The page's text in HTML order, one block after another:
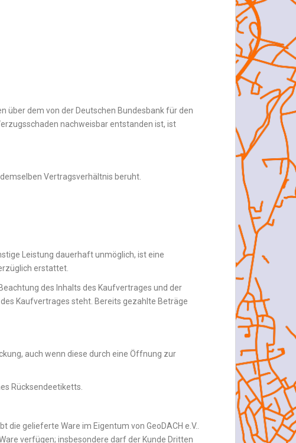
über dem von der Deutschen Bundesbank für den
nachweisbar entstanden ist, ist
Vertragsverhältnis beruht.
Leistung dauerhaft unmöglich, ist eine
erstattet.
des Inhalts des Kaufvertrages und der
Kaufvertrages steht. Bereits gezahlte Beträge
auch wenn diese durch eine Öffnung zur
Rücksendeetiketts.
gelieferte Ware im Eigentum von GeoDACH e.V..
verfügen; insbesondere darf der Kunde Dritten